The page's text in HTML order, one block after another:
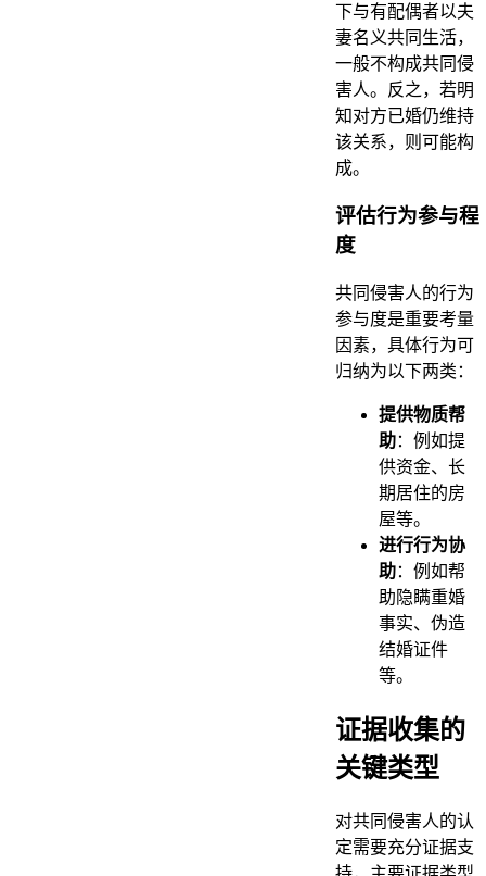
下与有配偶者以夫
妻名义共同生活，
一般不构成共同侵
害人。反之，若明
知对方已婚仍维持
该关系，则可能构
成。
评估行为参与程
度
共同侵害人的行为
参与度是重要考量
因素，具体行为可
归纳为以下两类：
提供物质帮
助：例如提
供资金、长
期居住的房
屋等。
进行行为协
助：例如帮
助隐瞒重婚
事实、伪造
结婚证件
等。
证据收集的
关键类型
对共同侵害人的认
定需要充分证据支